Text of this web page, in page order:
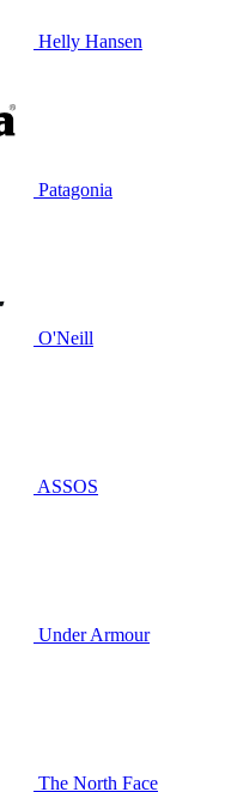
Helly Hansen
Patagonia
O'Neill
ASSOS
Under Armour
The North Face